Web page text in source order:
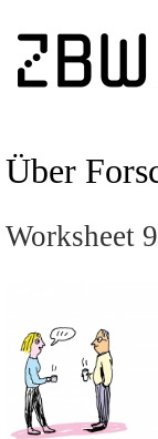
Über
Worksheet 9